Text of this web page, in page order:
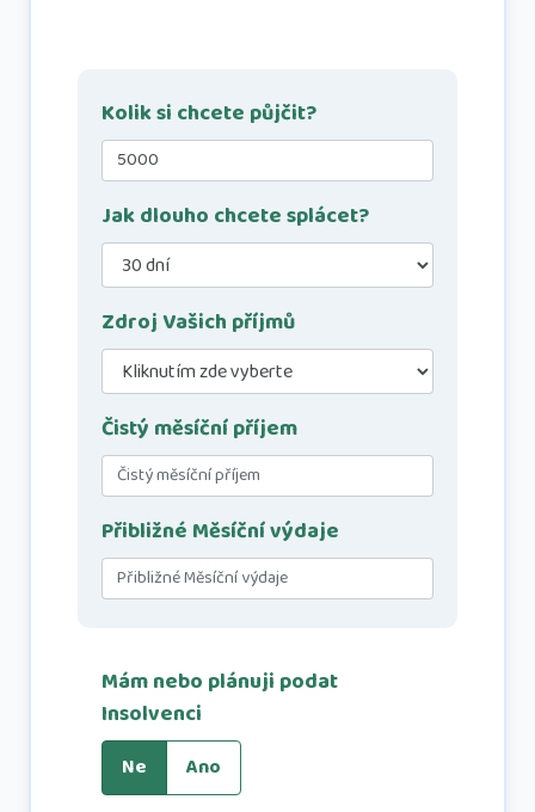
Kolik si chcete půjčit?
Jak dlouho chcete splácet?
Zdroj Vašich příjmů
Čistý měsíční příjem
Přibližné Měsíční výdaje
Mám nebo plánuji podat
Insolvenci
Ne Ano